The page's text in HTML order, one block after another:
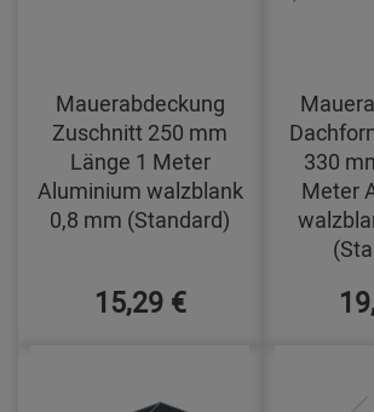
Mauerabdeckung
Zuschnitt 250 mm
Länge 1 Meter
Aluminium walzblank
0,8 mm (Standard)
15,29 €
330
Meter